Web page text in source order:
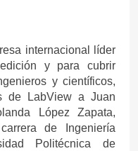
internacional líder
y para cubrir
y científicos,
de LabView a Juan
López Zapata,
de Ingeniería
Politécnica de